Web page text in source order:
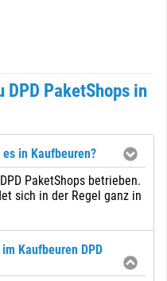
DPD PaketShops in
in Kaufbeuren?
PaketShops betrieben.
sich in der Regel ganz in
Kaufbeuren DPD